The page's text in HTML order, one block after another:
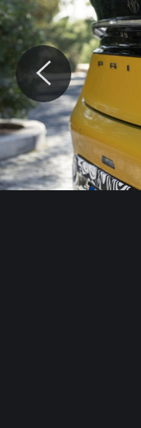
Reklama
Kontakt
© Motocaina.pl All rights